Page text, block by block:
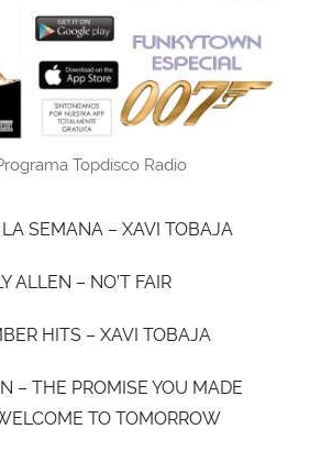
Topdisco Radio
LA SEMANA – XAVI TOBAJA
ALLEN – NO’T FAIR
HITS – XAVI TOBAJA
– THE PROMISE YOU MADE
TO TOMORROW